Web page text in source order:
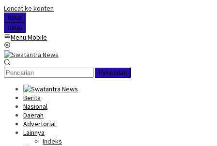
Loncat ke konten
tutup
tutup
Menu Mobile
Pencarian
Berita
Nasional
Daerah
Advertorial
Lainnya
Indeks